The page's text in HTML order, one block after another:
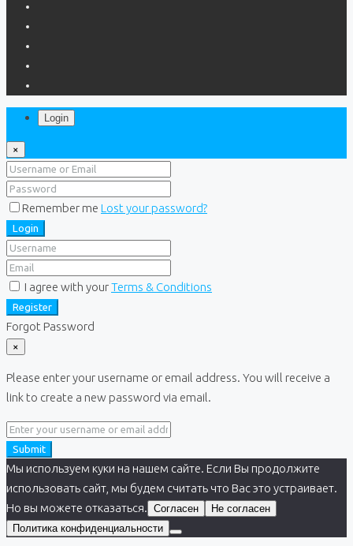
Login
×
Remember me Lost your password?
Login
I agree with yourTerms & Conditions
Register
Forgot Password
×
Please enter your username or email address. You will receive a
link to create a new password via email.
Submit
Мы используем куки на нашем сайте. Если Вы продолжите
использовать сайт, мы будем считать что Вас это устраивает.
Но вы можете отказаться. Согласен
Не согласен
Политика конфиденциальности